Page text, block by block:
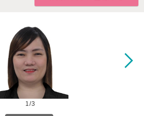
1/3